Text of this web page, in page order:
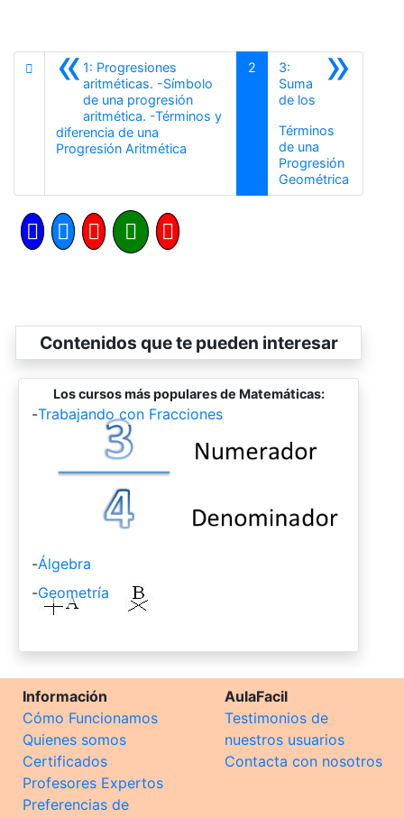
«1: Progresiones
aritméticas. -Símbolo
de una progresión
aritmética. -Términos y
diferencia de una
Progresión Aritmética
2 »
3:
Suma
de los
Términos
de una
Progresión
GeométricaSiguiente
Contenidos que te pueden interesar
Los cursos más populares de Matemáticas:
-Trabajando con Fracciones
-Álgebra
-Geometría
Información
Cómo Funcionamos
Quienes somos
Certificados
Profesores Expertos
Preferencias de
AulaFacil
Testimonios de
nuestros usuarios
Contacta con nosotros